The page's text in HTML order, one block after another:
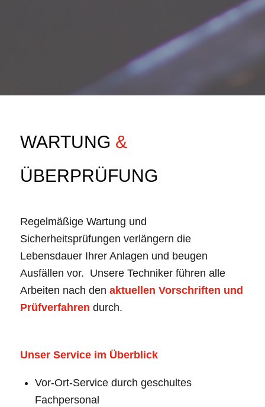
WARTUNG &
ÜBERPRÜFUNG
Regelmäßige Wartung und
Sicherheitsprüfungen verlängern die
Lebensdauer Ihrer Anlagen und beugen
Ausfällen vor. Unsere Techniker führen alle
Arbeiten nach den aktuellen Vorschriften und
Prüfverfahren durch.
Unser Service im Überblick
Vor-Ort-Service durch geschultes
Fachpersonal